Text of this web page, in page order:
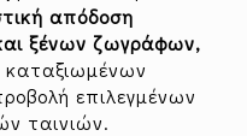
απόδοση
ξένων ζωγράφων,
καταξιωμένων
επιλεγμένων
ταινιών.